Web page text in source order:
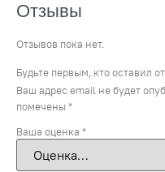
Отзывы
Отзывов пока нет.
Будьте первым, кто оставил
Ваш адрес email не будет
помечены *
Ваша оценка *